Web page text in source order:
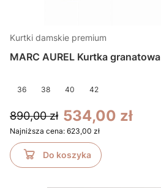
Kurtki damskie premium
MARC AUREL Kurtka granatowa
36 38 40 42
890,00 zł 534,00 zł
Najniższa cena: 623,00 zł
Do koszyka